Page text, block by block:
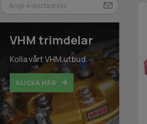
VHM trimdelar
Kolla vårt VHM utbud.
KLICKA HÄR